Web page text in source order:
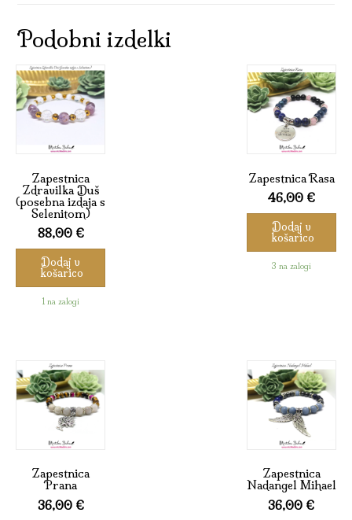
Podobni izdelki
Zapestnica
Zdravilka Duš
(posebna izdaja s
Selenitom)
88,00 €
Dodaj v
košarico
1 na zalogi
Zapestnica Rasa
46,00 €
Dodaj v
košarico
3 na zalogi
Zapestnica
Prana
36,00 €
Zapestnica
Nadangel Mihael
36,00 €